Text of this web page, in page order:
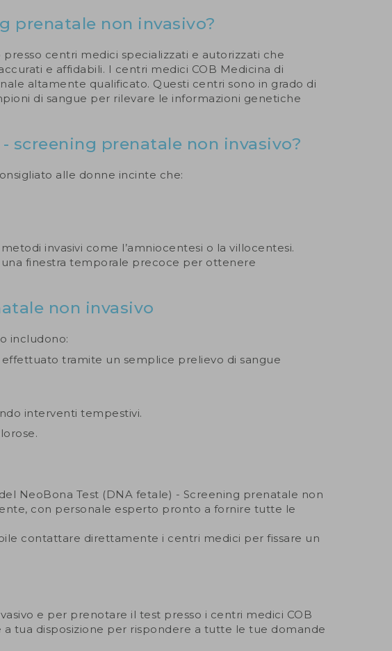
prenatale non invasivo?
centri medici specializzati e autorizzati che
e affidabili. I centri medici COB Medicina di
altamente qualificato. Questi centri sono in grado di
di sangue per rilevare le informazioni genetiche
screening prenatale non invasivo?
alle donne incinte che:
invasivi come l’amniocentesi o la villocentesi.
finestra temporale precoce per ottenere
non invasivo
includono:
tramite un semplice prelievo di sangue
interventi tempestivi.
NeoBona Test (DNA fetale) - Screening prenatale non
con personale esperto pronto a fornire tutte le
contattare direttamente i centri medici per fissare un
e per prenotare il test presso i centri medici COB
tua disposizione per rispondere a tutte le tue domande